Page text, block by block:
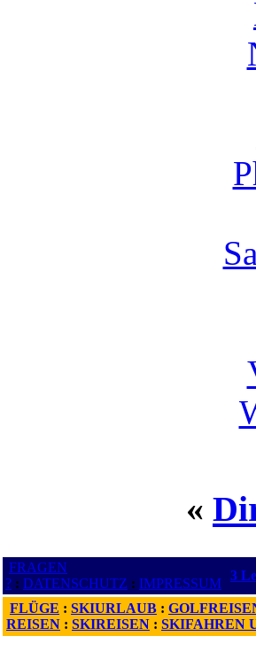
«
FRAGEN
? : DATENSCHUTZ : IMPRESSUM
3
FLÜGE : SKIURLAUB :
REISEN : SKIREISEN : SKIFAHREN